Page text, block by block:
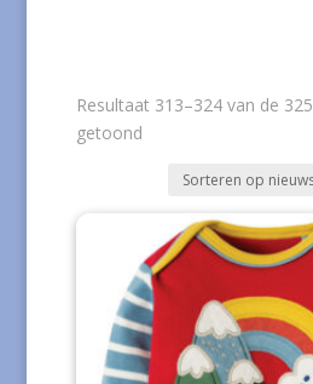
Resultaat 313–324 van de
getoondGesorteerd
nieuwste